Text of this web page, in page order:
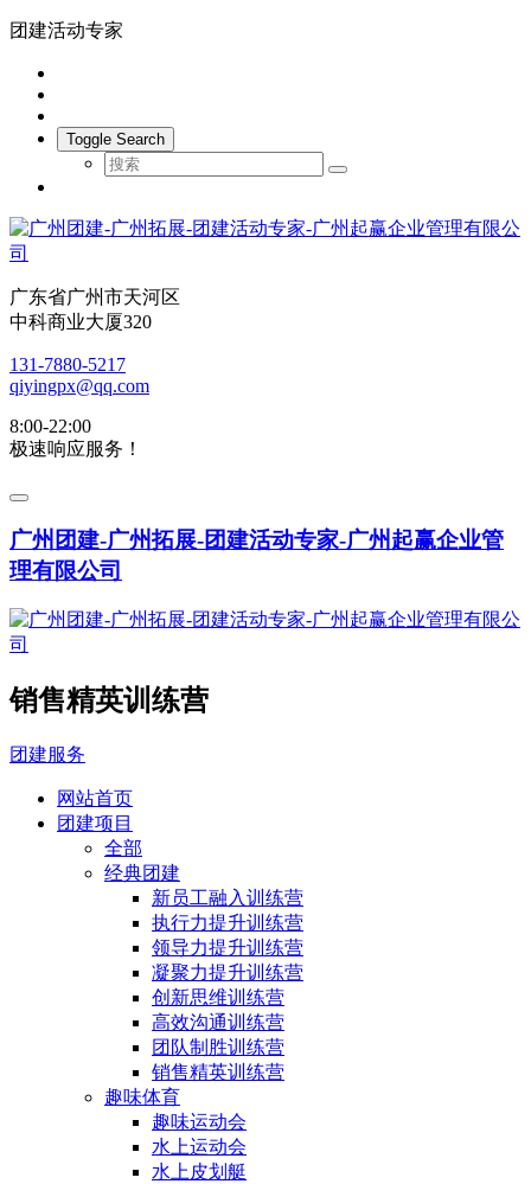
团建活动专家
Toggle Search
广东省广州市天河区
中科商业大厦320
131-7880-5217
qiyingpx@qq.com
8:00-22:00
极速响应服务！
广州团建-广州拓展-团建活动专家-广州起赢企业管
理有限公司
销售精英训练营
团建服务
网站首页
团建项目
全部
经典团建
新员工融入训练营
执行力提升训练营
领导力提升训练营
凝聚力提升训练营
创新思维训练营
高效沟通训练营
团队制胜训练营
销售精英训练营
趣味体育
趣味运动会
水上运动会
水上皮划艇